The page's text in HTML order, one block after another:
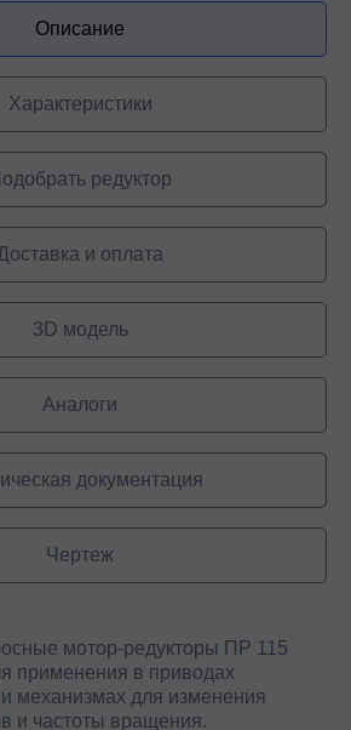
Описание
Характеристики
редуктор
и оплата
3D модель
Аналоги
документация
Чертеж
мотор-редукторы ПР 115
применения в приводах
механизмах для изменения
и частоты вращения.